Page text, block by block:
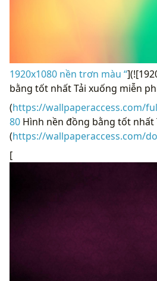
1920x1080 nền trơn màu “
bằng tốt nhất Tải xuống miễn
(https://wallpaperaccess.com/
80 Hình nền đồng bằng tốt nhất
(https://wallpaperaccess.com/
[